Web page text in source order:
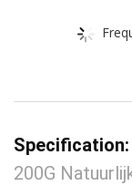
Specification:
200G